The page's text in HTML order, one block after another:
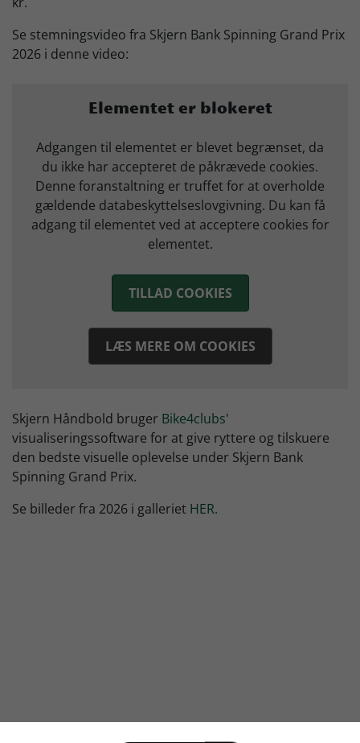
Se stemningsvideo fra Skjern Bank Spinning Grand Prix
2026 i denne video:
Elementet er blokeret
Adgangen til elementet er blevet begrænset, da
du ikke har accepteret de påkrævede cookies.
Denne foranstaltning er truffet for at overholde
gældende databeskyttelseslovgivning. Du kan få
adgang til elementet ved at acceptere cookies for
elementet.
TILLAD COOKIES
LÆS MERE OM COOKIES
Skjern Håndbold bruger Bike4clubs'
visualiseringssoftware for at give ryttere og tilskuere
den bedste visuelle oplevelse under Skjern Bank
Spinning Grand Prix.
Se billeder fra 2026 i galleriet HER.